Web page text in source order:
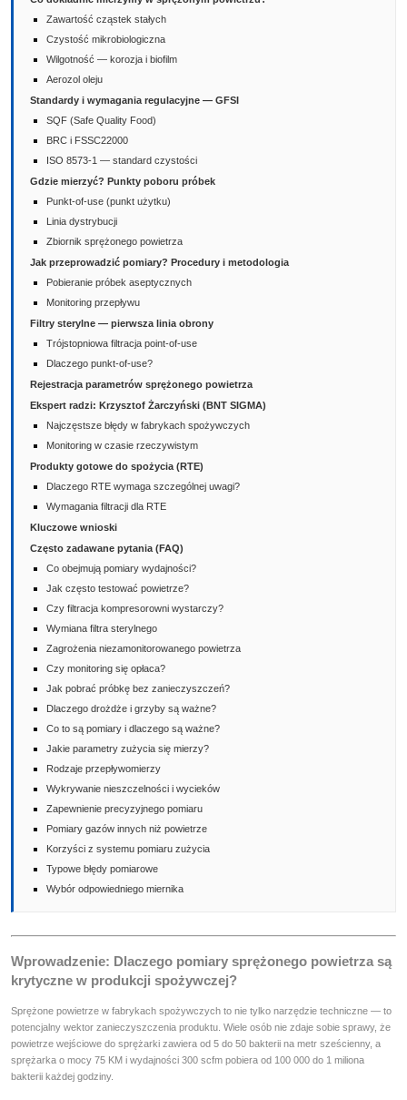
Zawartość cząstek stałych
Czystość mikrobiologiczna
Wilgotność — korozja i biofilm
Aerozol oleju
Standardy i wymagania regulacyjne — GFSI
SQF (Safe Quality Food)
BRC i FSSC22000
ISO 8573-1 — standard czystości
Gdzie mierzyć? Punkty poboru próbek
Punkt-of-use (punkt użytku)
Linia dystrybucji
Zbiornik sprężonego powietrza
Jak przeprowadzić pomiary? Procedury i metodologia
Pobieranie próbek aseptycznych
Monitoring przepływu
Filtry sterylne — pierwsza linia obrony
Trójstopniowa filtracja point-of-use
Dlaczego punkt-of-use?
Rejestracja parametrów sprężonego powietrza
Ekspert radzi: Krzysztof Żarczyński (BNT SIGMA)
Najczęstsze błędy w fabrykach spożywczych
Monitoring w czasie rzeczywistym
Produkty gotowe do spożycia (RTE)
Dlaczego RTE wymaga szczególnej uwagi?
Wymagania filtracji dla RTE
Kluczowe wnioski
Często zadawane pytania (FAQ)
Co obejmują pomiary wydajności?
Jak często testować powietrze?
Czy filtracja kompresorowni wystarczy?
Wymiana filtra sterylnego
Zagrożenia niezamonitorowanego powietrza
Czy monitoring się opłaca?
Jak pobrać próbkę bez zanieczyszczeń?
Dlaczego drożdże i grzyby są ważne?
Co to są pomiary i dlaczego są ważne?
Jakie parametry zużycia się mierzy?
Rodzaje przepływomierzy
Wykrywanie nieszczelności i wycieków
Zapewnienie precyzyjnego pomiaru
Pomiary gazów innych niż powietrze
Korzyści z systemu pomiaru zużycia
Typowe błędy pomiarowe
Wybór odpowiedniego miernika
Wprowadzenie: Dlaczego pomiary sprężonego powietrza są
krytyczne w produkcji spożywczej?
Sprężone powietrze w fabrykach spożywczych to nie tylko narzędzie techniczne — to
potencjalny wektor zanieczyszczenia produktu. Wiele osób nie zdaje sobie sprawy, że
powietrze wejściowe do sprężarki zawiera od 5 do 50 bakterii na metr sześcienny, a
sprężarka o mocy 75 KM i wydajności 300 scfm pobiera od 100 000 do 1 miliona
bakterii każdej godziny.